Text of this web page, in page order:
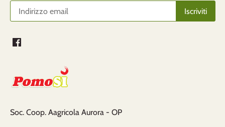
Soc. Coop. Aagricola Aurora - OP